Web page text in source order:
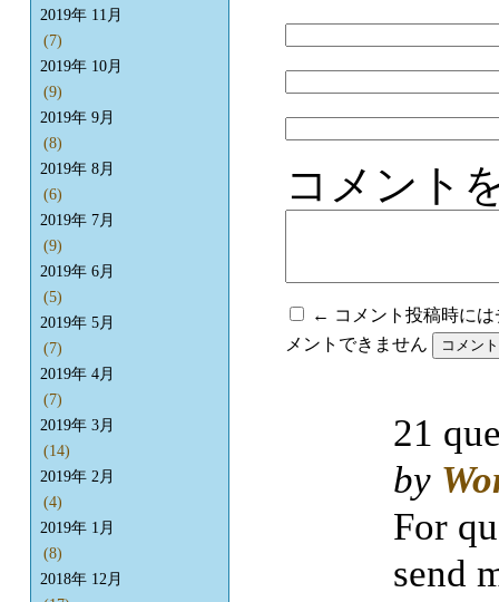
コメント
← コメント投稿時に
メントできません
2019年 11月
(7)
2019年 10月
(9)
2019年 9月
(8)
2019年 8月
(6)
2019年 7月
(9)
2019年 6月
(5)
2019年 5月
(7)
2019年 4月
(7)
2019年 3月
(14)
2019年 2月
(4)
2019年 1月
(8)
2018年 12月
21
by
For
send